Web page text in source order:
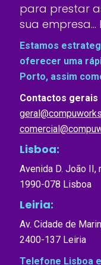
para prestar
sua empresa…
Estamos
oferecer uma
Porto, assim
Contactos gerais
Lisboa:
Avenida D. João II,
1990-078 Lisboa
Leiria:
Av. Cidade de
2400-137 Leiria
Telefone Lisboa